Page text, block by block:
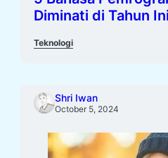
Diminati di Tahun
Teknologi
Shri Iwan
October 5, 2024